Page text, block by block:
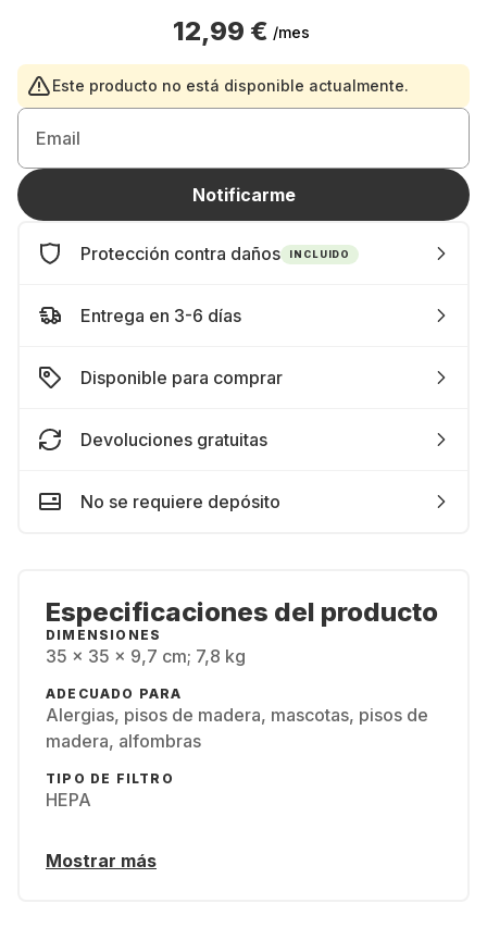
12,99 € /mes
Este producto no está disponible actualmente.
Email
Notificarme
Protección contra daños INCLUIDO
Entrega en 3-6 días
Disponible para comprar
Devoluciones gratuitas
No se requiere depósito
Especificaciones del producto
DIMENSIONES
35 x 35 x 9,7 cm; 7,8 kg
ADECUADO PARA
Alergias, pisos de madera, mascotas, pisos de
madera, alfombras
TIPO DE FILTRO
HEPA
Mostrar más